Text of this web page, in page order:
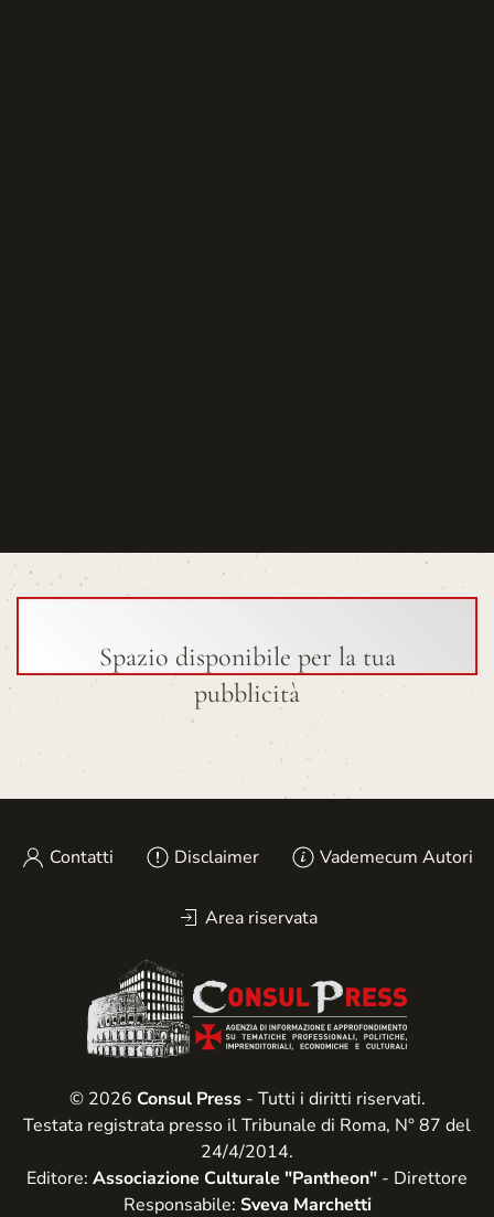
Spazio disponibile per la tua
pubblicità
Contatti Disclaimer Vademecum Autori
Area riservata
© 2026 Consul Press- Tutti i diritti riservati.
Testata registrata presso il Tribunale di Roma, N° 87 del
24/4/2014.
Editore: Associazione Culturale "Pantheon" - Direttore
Responsabile: Sveva Marchetti